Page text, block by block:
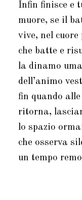
Infin finisce e
muore, se il
vive, nel
che batte e
la dinamo
dell’animo
fin quando
ritorna,
lo spazio
che osserva
un tempo